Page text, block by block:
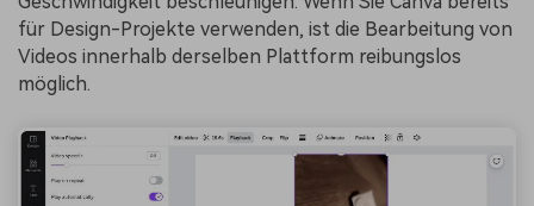
für Design-Projekte verwenden, ist die Bearbeitung von
Videos innerhalb derselben Plattform reibungslos
möglich.